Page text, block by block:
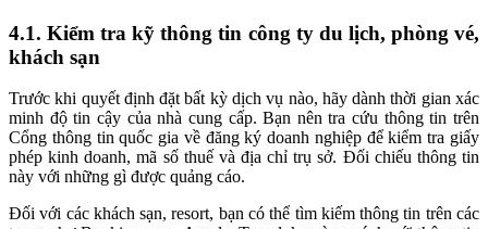
4.1. Kiểm tra kỹ thông tin công ty du lịch, phòng vé,
khách sạn
Trước khi quyết định đặt bất kỳ dịch vụ nào, hãy dành thời gian xác
minh độ tin cậy của nhà cung cấp. Bạn nên tra cứu thông tin trên
Cổng thông tin quốc gia về đăng ký doanh nghiệp để kiểm tra giấy
phép kinh doanh, mã số thuế và địa chỉ trụ sở. Đối chiếu thông tin
này với những gì được quảng cáo.
Đối với các khách sạn, resort, bạn có thể tìm kiếm thông tin trên các